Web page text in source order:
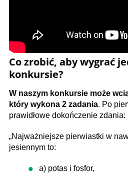
Co zrobić, aby wygrać
konkursie?
W naszym konkursie może
który wykona 2 zadania. Po
prawidłowe dokończenie zdania:
„Najważniejsze pierwiastki w
jesiennym to:
a) potas i fosfor,